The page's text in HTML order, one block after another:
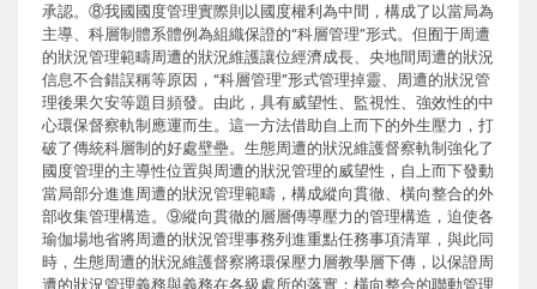
承認。⑧我國國度管理實際則以國度權利為中間，構成了以當局為
主導、科層制體系體例為組織保證的“科層管理”形式。但囿于周遭
的狀況管理範疇周遭的狀況維護讓位經濟成長、央地間周遭的狀況
信息不合錯誤稱等原因，“科層管理”形式管理掉靈、周遭的狀況管
理後果欠安等題目頻發。由此，具有威望性、監視性、強效性的中
心環保督察軌制應運而生。這一方法借助自上而下的外生壓力，打
破了傳統科層制的好處壁壘。生態周遭的狀況維護督察軌制強化了
國度管理的主導性位置與周遭的狀況管理的威望性，自上而下發動
當局部分進進周遭的狀況管理範疇，構成縱向貫徹、橫向整合的外
部收集管理構造。⑨縱向貫徹的層層傳導壓力的管理構造，迫使各
瑜伽場地省將周遭的狀況管理事務列進重點任務事項清單，與此同
時，生態周遭的狀況維護督察將環保壓力層教學層下傳，以保證周
遭的狀況管理義務與義務在各級處所的落實；橫向整合的聯動管理